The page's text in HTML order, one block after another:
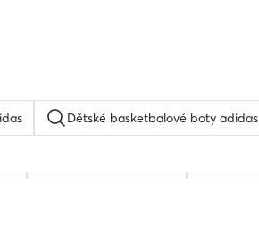
Dětské basketbalové boty adidas